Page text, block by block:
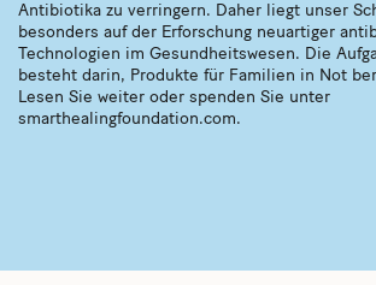
Antibiotika zu verringern. Daher liegt unser
besonders auf der Erforschung neuartiger
Technologien im Gesundheitswesen. Die
besteht darin, Produkte für Familien in Not
Lesen Sie weiter oder spenden Sie unter
smarthealingfoundation.com.